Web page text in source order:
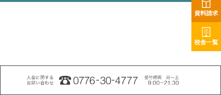
資料請求
校舎一覧